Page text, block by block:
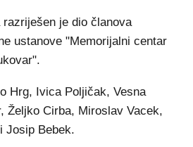
je dio članova
ustanove "Memorijalni centar
Hrg, Ivica Poljičak, Vesna
Željko Cirba, Miroslav Vacek,
Josip Bebek.